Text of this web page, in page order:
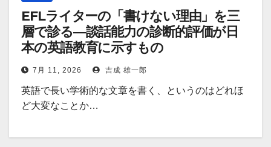
EFLライターの「書けない理由」を三
層で診る―談話能力の診断的評価が日
本の英語教育に示すもの
7月 11, 2026 吉成 雄一郎
英語で長い学術的な文章を書く、というのはどれほ
ど大変なことか…